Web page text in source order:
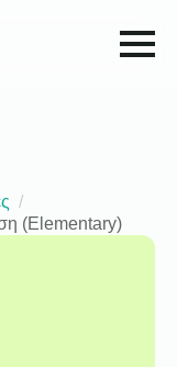
(Elementary)